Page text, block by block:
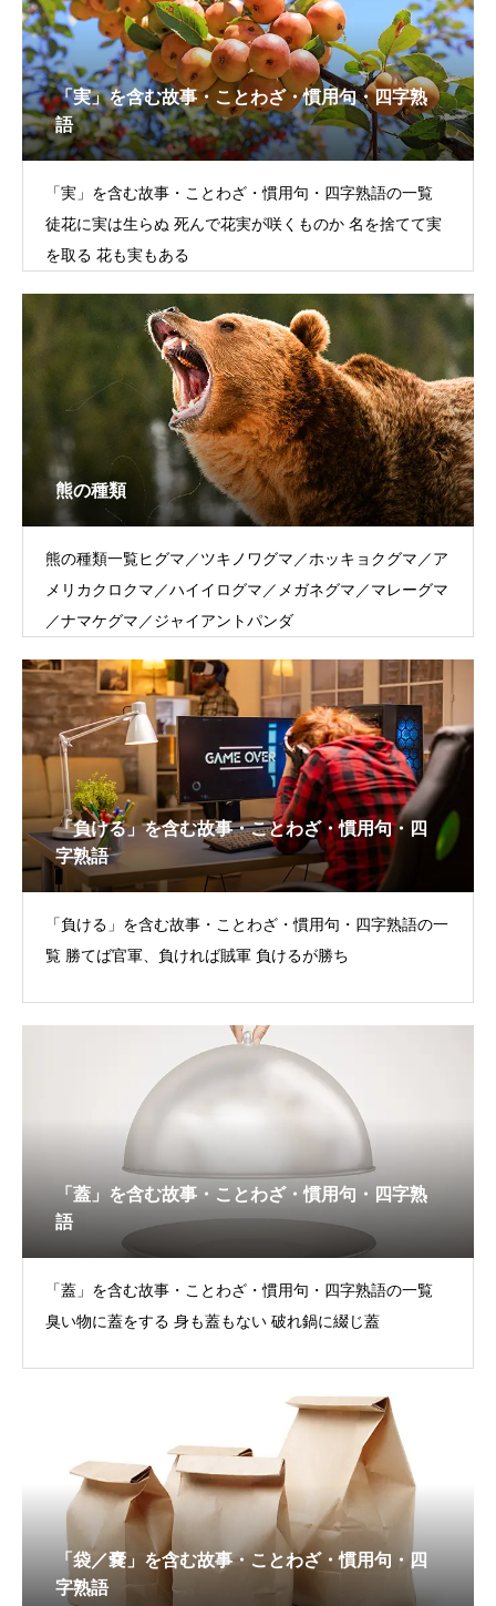
「実」を含む故事・ことわざ・慣用句・四字熟
語
「実」を含む故事・ことわざ・慣用句・四字熟語の一覧
徒花に実は生らぬ 死んで花実が咲くものか 名を捨てて実
を取る 花も実もある
熊の種類
熊の種類一覧ヒグマ／ツキノワグマ／ホッキョクグマ／ア
メリカクロクマ／ハイイログマ／メガネグマ／マレーグマ
／ナマケグマ／ジャイアントパンダ
「負ける」を含む故事・ことわざ・慣用句・四
字熟語
「負ける」を含む故事・ことわざ・慣用句・四字熟語の一
覧 勝てば官軍、負ければ賊軍 負けるが勝ち
「蓋」を含む故事・ことわざ・慣用句・四字熟
語
「蓋」を含む故事・ことわざ・慣用句・四字熟語の一覧
臭い物に蓋をする 身も蓋もない 破れ鍋に綴じ蓋
「袋／嚢」を含む故事・ことわざ・慣用句・四
字熟語